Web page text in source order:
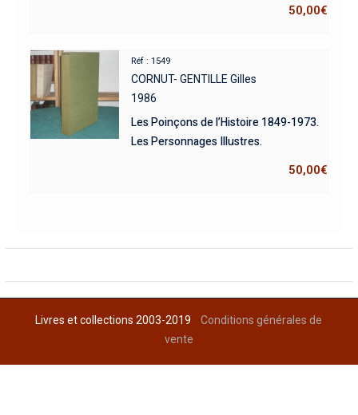
50,00€
Réf : 1549
CORNUT- GENTILLE Gilles
1986
Les Poinçons de l’Histoire 1849-1973.
Les Personnages Illustres.
50,00€
Livres et collections 2003-2019Conditions générales de
vente